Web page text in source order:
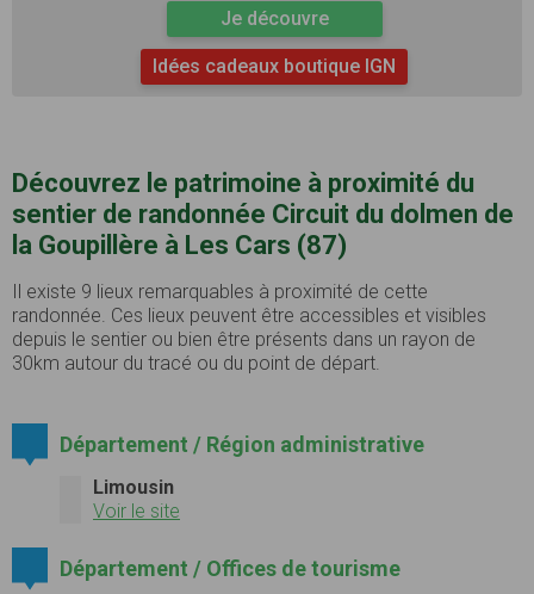
Je découvre
Idées cadeaux boutique IGN
Découvrez le patrimoine à proximité du
sentier de randonnée Circuit du dolmen de
la Goupillère à Les Cars (87)
Il existe 9 lieux remarquables à proximité de cette
randonnée. Ces lieux peuvent être accessibles et visibles
depuis le sentier ou bien être présents dans un rayon de
30km autour du tracé ou du point de départ.
Département / Région administrative
Limousin
Voir le site
Département / Offices de tourisme